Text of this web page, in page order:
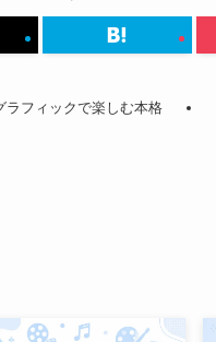
ラフィックで楽しむ本格